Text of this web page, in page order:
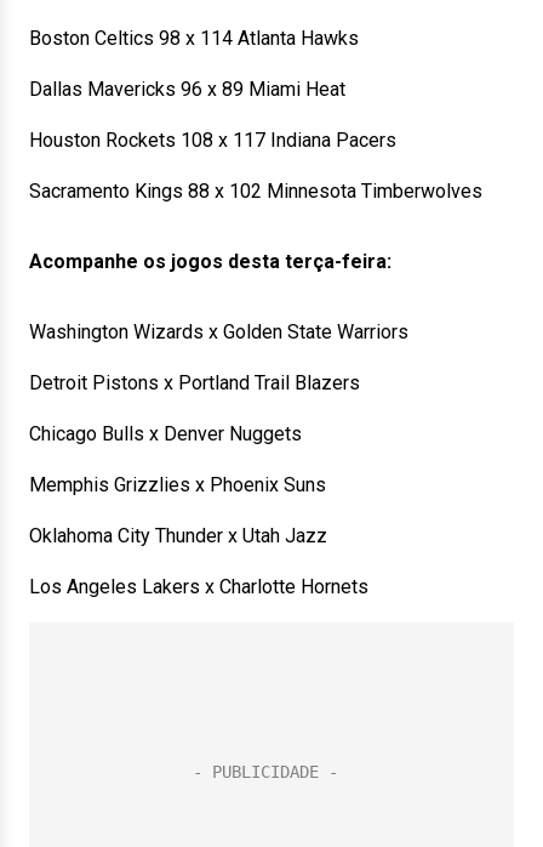
Boston Celtics 98 x 114 Atlanta Hawks
Dallas Mavericks 96 x 89 Miami Heat
Houston Rockets 108 x 117 Indiana Pacers
Sacramento Kings 88 x 102 Minnesota Timberwolves
Acompanhe os jogos desta terça-feira:
Washington Wizards x Golden State Warriors
Detroit Pistons x Portland Trail Blazers
Chicago Bulls x Denver Nuggets
Memphis Grizzlies x Phoenix Suns
Oklahoma City Thunder x Utah Jazz
Los Angeles Lakers x Charlotte Hornets